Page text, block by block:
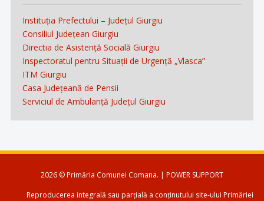
Instituția Prefectului – Județul Giurgiu
Consiliul Județean Giurgiu
Directia de Asistență Socială Giurgiu
Inspectoratul pentru Situații de Urgență „Vlasca”
ITM Giurgiu
Casa Județeană de Pensii
Serviciul de Ambulanță Județul Giurgiu
2026 © Primăria Comunei Comana. | POWER SUPPORT
Reproducerea integrală sau parțială a conținutului site-ului Primăriei